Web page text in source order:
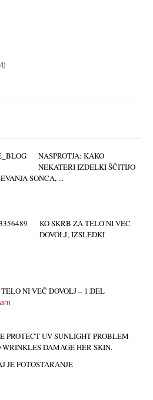
NASPROTJA: KAKO
NEKATERI IZDELKI ŠČITIJO
SONCA, ...
KO SKRB ZA TELO NI VEČ
DOVOLJ; IZSLEDKI
NI VEČ DOVOLJ – 1.DEL
JE FOTOSTARANJE